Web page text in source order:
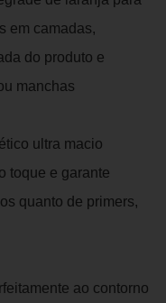
em camadas,
do produto e
manchas
ultra macio
toque e garante
quanto de primers,
ao contorno